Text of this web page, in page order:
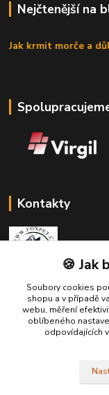
Nejčtenější na
Jak krmit morče a
Kontakty
Zákaznická podpora
+420731765216
(Po-Pá, 10-14 hod.)
🍪 Jak
Soubory cookies
shopu a v případě
webu, měření
oblíbeného
odpovídajících